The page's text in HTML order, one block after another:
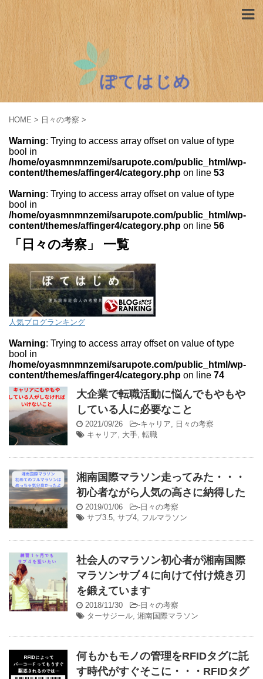
HOME > 日々の考察 >
Warning: Trying to access array offset on value of type
bool in
/home/oyasmnmnzemi/sarupote.com/public_html/wp-
content/themes/affinger4/category.php on line 53
Warning: Trying to access array offset on value of type
bool in
/home/oyasmnmnzemi/sarupote.com/public_html/wp-
content/themes/affinger4/category.php on line 56
「日々の考察」 一覧
人気ブログランキング
Warning: Trying to access array offset on value of type
bool in
/home/oyasmnmnzemi/sarupote.com/public_html/wp-
content/themes/affinger4/category.php on line 74
大企業で転職活動に悩んでもやもや
している人に必要なこと
2021/09/26 -キャリア, 日々の考察
キャリア, 大手, 転職
湘南国際マラソン走ってみた・・・
初心者ながら人気の高さに納得した
2019/01/06 - 日々の考察
サブ3.5, サブ4, フルマラソン
社会人のマラソン初心者が湘南国際
マラソンサブ４に向けて付け焼き刃
を鍛えています
2018/11/30 - 日々の考察
ターサジール, 湘南国際マラソン
何もかもモノの管理をRFIDタグに託
す時代がすぐそこに・・・RFIDタグ